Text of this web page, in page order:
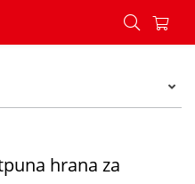
Potpuna hrana za
hrana za